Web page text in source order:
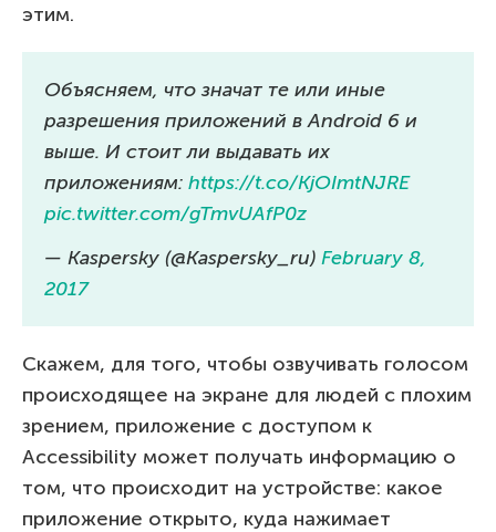
этим.
Объясняем, что значат те или иные
разрешения приложений в Android 6 и
выше. И стоит ли выдавать их
приложениям: https://t.co/KjOImtNJRE
pic.twitter.com/gTmvUAfP0z
— Kaspersky (@Kaspersky_ru) February 8,
2017
Скажем, для того, чтобы озвучивать голосом
происходящее на экране для людей с плохим
зрением, приложение с доступом к
Accessibility может получать информацию о
том, что происходит на устройстве: какое
приложение открыто, куда нажимает